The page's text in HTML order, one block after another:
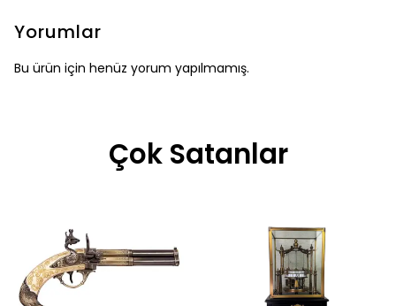
Yorumlar
Bu ürün için henüz yorum yapılmamış.
Çok Satanlar